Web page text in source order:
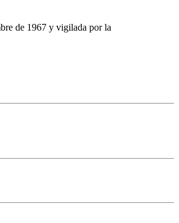
de 1967 y vigilada por la